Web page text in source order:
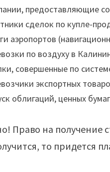
предоставляющие
сделок по купле-
аэропортов
по воздуху в
совершенные по
экспортных
облигаций, ценных
Право на получение
то придется